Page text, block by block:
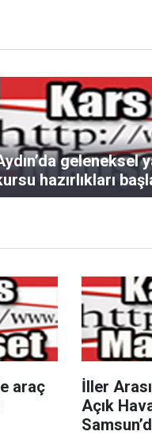
geleneksel
hazırlıkları
araç
İller
Açık